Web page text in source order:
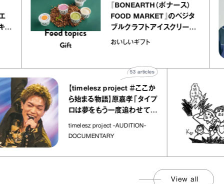
リエ
プ キャ
『BONEARTH（ボナース）
FOOD MARKET』のベジタ
ブルクラフトアイスクリーム
｜真野知子の「おいしいギフ
おいしいギフト
【timelesz project ＃ここか
ら始まる物語】原嘉孝「タイプ
ロは夢をもう一度追わせてく
れた場所」
timelesz project -AUDITION-
DOCUMENTARY
articles
View all